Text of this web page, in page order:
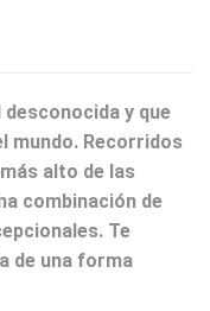
y que
mundo. Recorridos
alto de las
combinación de
Te
de una forma